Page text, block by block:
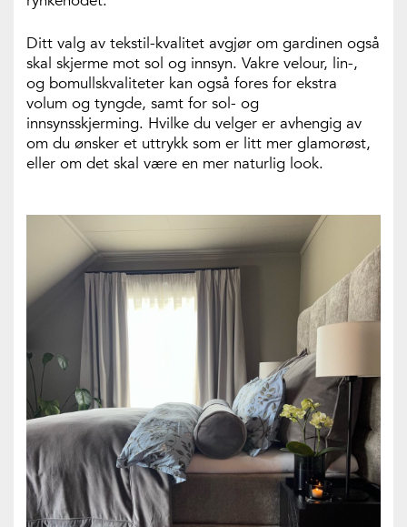
Ditt valg av tekstil-kvalitet avgjør om gardinen også
skal skjerme mot sol og innsyn. Vakre velour, lin-,
og bomullskvaliteter kan også fores for ekstra
volum og tyngde, samt for sol- og
innsynsskjerming. Hvilke du velger er avhengig av
om du ønsker et uttrykk som er litt mer glamorøst,
eller om det skal være en mer naturlig look.